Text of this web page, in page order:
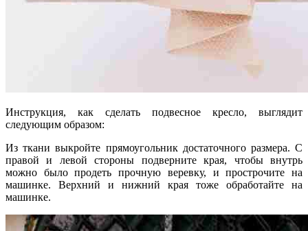
Инструкция, как сделать подвесное кресло, выглядит
следующим образом:
Из ткани выкройте прямоугольник достаточного размера. С
правой и левой стороны подверните края, чтобы внутрь
можно было продеть прочную веревку, и прострочите на
машинке. Верхний и нижний края тоже обработайте на
машинке.